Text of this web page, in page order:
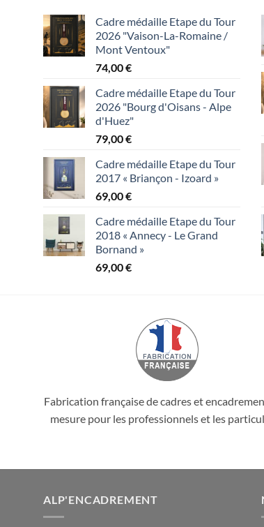
Cadre médaille Etape du Tour
2026 "Vaison-La-Romaine /
Mont Ventoux"
74,00€
Cadre médaille Etape du Tour
2026 "Bourg d'Oisans - Alpe
d'Huez"
79,00€
Cadre médaille Etape du Tour
2017 « Briançon - Izoard »
69,00€
Cadre médaille Etape du Tour
2018 « Annecy - Le Grand
Bornand »
69,00€
Fabrication française de cadres et
mesure pour les professionnels et les
ALP'ENCADREMENT